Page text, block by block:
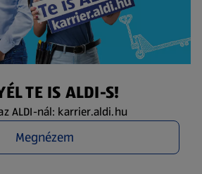
TE IS ALDI-S!
ALDI-nál: karrier.aldi.hu
Megnézem